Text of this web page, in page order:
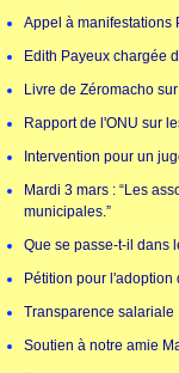
Appel à manifestations
Edith Payeux chargée
Livre de Zéromacho
Rapport de l'ONU sur
Intervention pour un
Mardi 3 mars : “Les
municipales.”
Que se passe-t-il dans
Pétition pour l'adoption
Transparence salariale
Soutien à notre amie